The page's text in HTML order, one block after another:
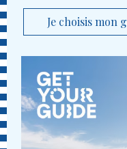
Je choisis mon